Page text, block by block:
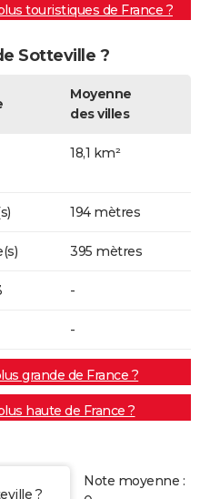
touristiques de France ?
Sotteville ?
Moyenne
des villes
18,1 km²
194 mètres
395 mètres
-
-
grande de France ?
haute de France ?
?
Note moyenne :